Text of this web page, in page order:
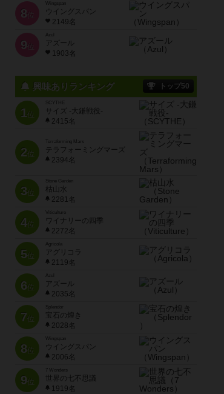
8 位
Wingspan
ウイングスパン
2149名
9 位
Azul
アズール
1903名
興味ありランキング トップ50
1位
SCYTHE
サイズ -大鎌戦役-
2415名
2位
Terraforming Mars
テラフォーミングマーズ
2394名
3位
Stone Garden
枯山水
2281名
4位
Viticulture
ワイナリーの四季
2272名
5位
Agricola
アグリコラ
2119名
6位
Azul
アズール
2035名
7位
宝石の煌き
2028名
8位
Wingspan
ウイングスパン
2006名
9位
7 Wonders
世界の七不思議
1919名